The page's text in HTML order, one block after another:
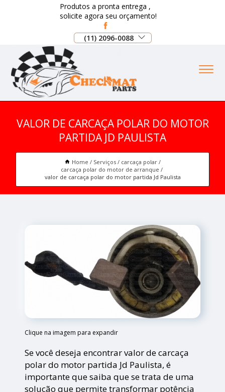
Produtos a pronta entrega ,
solicite agora seu orçamento!
(11) 2096-0088
VALOR DE CARCAÇA POLAR DO MOTOR
PARTIDA JD PAULISTA
Home Serviços
carcaça polar
carcaça polar do motor de arranque
valor de carcaça polar do motor partida Jd Paulista
Clique na imagem para expandir
Se você deseja encontrar valor de carcaça
polar do motor partida Jd Paulista, é
importante que saiba que se trata de uma
solução que permite transformar potência